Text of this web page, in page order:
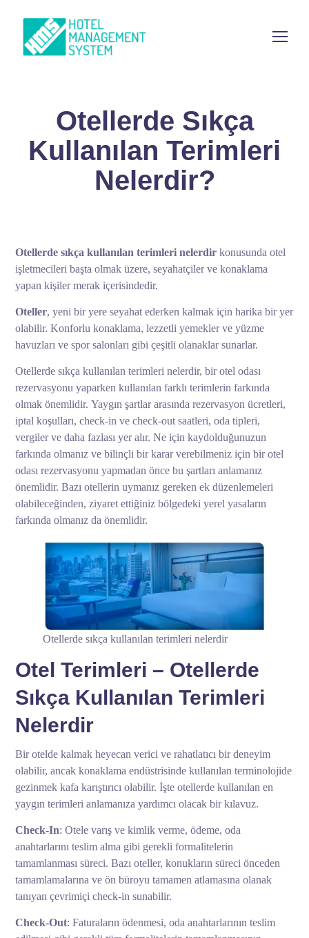
Otellerde Sıkça
Kullanılan Terimleri
Nelerdir?
Otellerde sıkça kullanılan terimleri nelerdir konusunda otel
işletmecileri başta olmak üzere, seyahatçiler ve konaklama
yapan kişiler merak içerisindedir.
Oteller, yeni bir yere seyahat ederken kalmak için harika bir yer
olabilir. Konforlu konaklama, lezzetli yemekler ve yüzme
havuzları ve spor salonları gibi çeşitli olanaklar sunarlar.
Otellerde sıkça kullanılan terimleri nelerdir, bir otel odası
rezervasyonu yaparken kullanılan farklı terimlerin farkında
olmak önemlidir. Yaygın şartlar arasında rezervasyon ücretleri,
iptal koşulları, check-in ve check-out saatleri, oda tipleri,
vergiler ve daha fazlası yer alır. Ne için kaydolduğunuzun
farkında olmanız ve bilinçli bir karar verebilmeniz için bir otel
odası rezervasyonu yapmadan önce bu şartları anlamanız
önemlidir. Bazı otellerin uymanız gereken ek düzenlemeleri
olabileceğinden, ziyaret ettiğiniz bölgedeki yerel yasaların
farkında olmanız da önemlidir.
Otellerde sıkça kullanılan terimleri nelerdir
Otel Terimleri – Otellerde
Sıkça Kullanılan Terimleri
Nelerdir
Bir otelde kalmak heyecan verici ve rahatlatıcı bir deneyim
olabilir, ancak konaklama endüstrisinde kullanılan terminolojide
gezinmek kafa karıştırıcı olabilir. İşte otellerde kullanılan en
yaygın terimleri anlamanıza yardımcı olacak bir kılavuz.
Check-In: Otele varış ve kimlik verme, ödeme, oda
anahtarlarını teslim alma gibi gerekli formalitelerin
tamamlanması süreci. Bazı oteller, konukların süreci önceden
tamamlamalarına ve ön büroyu tamamen atlamasına olanak
tanıyan çevrimiçi check-in sunabilir.
Check-Out: Faturaların ödenmesi, oda anahtarlarının teslim